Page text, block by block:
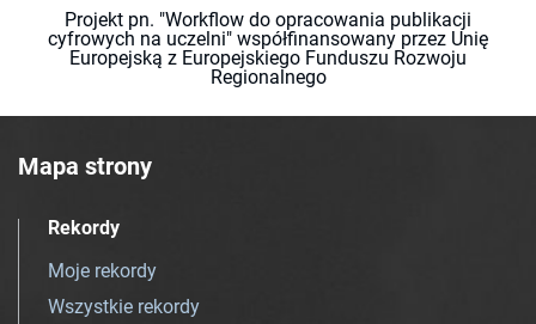
Projekt pn. "Workflow do opracowania publikacji
cyfrowych na uczelni" współfinansowany przez Unię
Europejską z Europejskiego Funduszu Rozwoju
Regionalnego
Mapa strony
Rekordy
Moje rekordy
Wszystkie rekordy